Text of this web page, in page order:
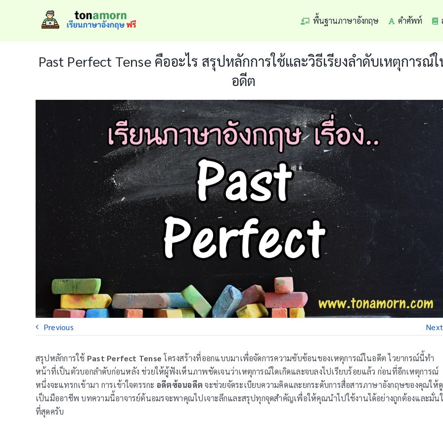
พื้นฐานภาษาอังกฤษ คำศัพท์
Past Perfect Tense คืออะไร สรุปหลักการใช้และวิธีเรียงลำดับเหตุการณ์
อดีต
Previous Next
สรุปหลักการใช้ Past Perfect Tense โครงสร้างที่ออกแบบมาเพื่อจัดการความซับซ้อนของเหตุการณ์ในอดีต ไวยากรณ์นี้ทำ
หน้าที่เป็นตัวบอกลำดับก่อนหลัง ช่วยให้ผู้ฟังเห็นภาพชัดเจนว่าเหตุการณ์ใดเกิดและจบลงไปเรียบร้อยแล้ว ก่อนที่อีกเหตุการณ์
หนึ่งจะแทรกเข้ามา การเข้าใจตรรกะ อดีตซ้อนอดีต จะช่วยจัดระเบียบความคิดและยกระดับการสื่อสารภาษาอังกฤษของคุณให้ดู
เป็นมืออาชีพ บทความนี้อาจารย์ต้นอมรจะพาคุณไปเจาะลึกและสรุปทุกจุดสำคัญเพื่อให้คุณนำไปใช้งานได้อย่างถูกต้องและมั่น
ที่สุดครับ